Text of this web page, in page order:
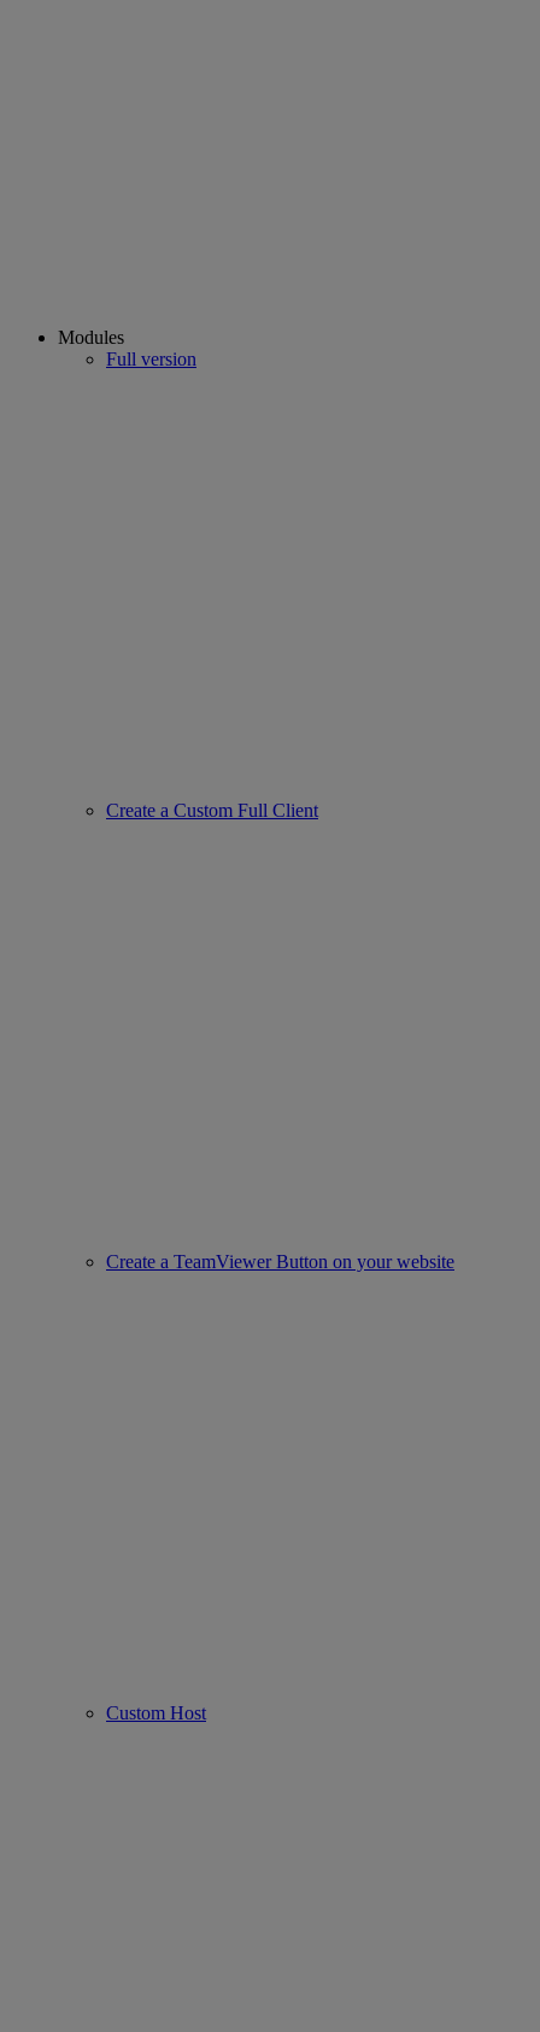
Modules
Full version
Create a Custom Full Client
Create a TeamViewer Button on your website
Custom Host